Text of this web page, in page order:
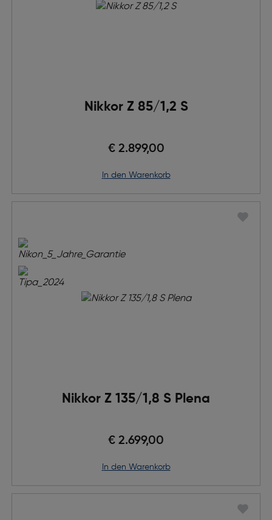
Nikkor Z 85/1,2 S
€ 2.899,00
in den Warenkorb
Nikkor Z 135/1,8 S Plena
€ 2.699,00
in den Warenkorb